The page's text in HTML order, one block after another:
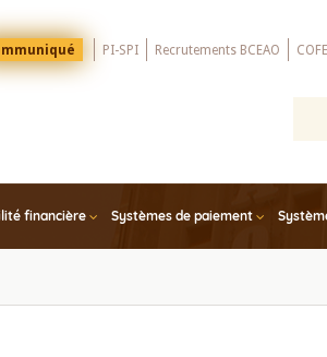
PI-SPI Recrutements BCEAO
financière Systèmes de paiement